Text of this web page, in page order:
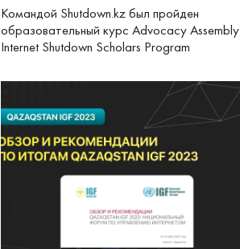
Командой Shutdown.kz был пройден
образовательный курс Advocacy Assembly
Internet Shutdown Scholars Program